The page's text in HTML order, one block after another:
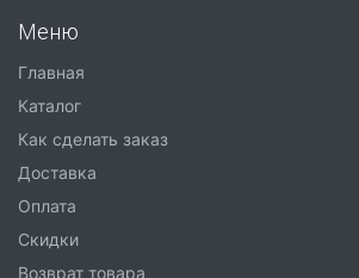
Меню
Главная
Каталог
Как сделать заказ
Доставка
Оплата
Скидки
Возврат товара